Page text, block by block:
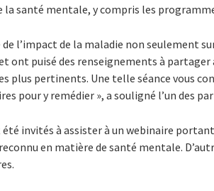
santé mentale, y compris les
l’impact de la maladie non seulement
puisé des renseignements à partager
plus pertinents. Une telle séance vous
pour y remédier », a souligné l’un des
invités à assister à un webinaire
en matière de santé mentale.